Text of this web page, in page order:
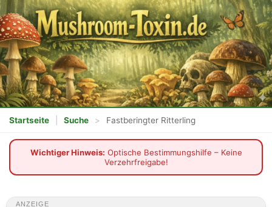
Startseite Suche > Fastberingter Ritterling
Wichtiger Hinweis: Optische Bestimmungshilfe – Keine
Verzehrfreigabe!
ANZEIGE